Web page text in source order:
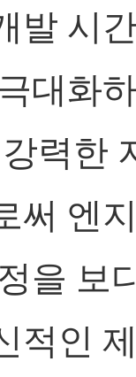
발 시
대화
력한
써 엔
을 보
적인